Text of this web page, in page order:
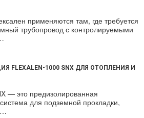
применяются там, где требуется
трубопровод с контролируемыми
FLEXALEN-1000 SNX ДЛЯ ОТОПЛЕНИЯ И
— это предизолированная
для подземной прокладки,